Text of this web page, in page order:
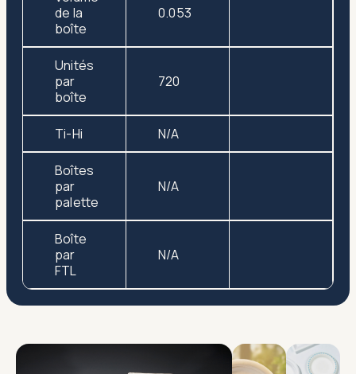
de la
boîte
0.053
Unités
par
boîte
720
Ti-Hi N/A
Boîtes
par
palette
N/A
Boîte
par
FTL
N/A